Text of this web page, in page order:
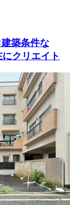
建築条件な
クリエイト